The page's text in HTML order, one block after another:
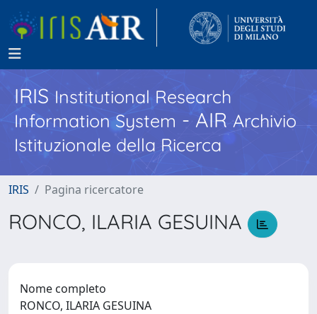
IRISInstitutional Research
Information System - AIR Archivio
Istituzionale della Ricerca
IRIS Pagina ricercatore
RONCO, ILARIA GESUINA
Nome completo
RONCO, ILARIA GESUINA